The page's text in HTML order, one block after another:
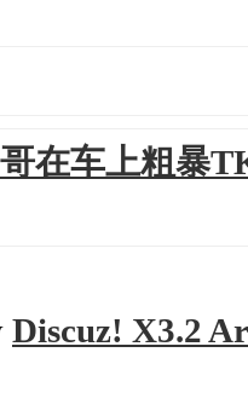
在车上粗暴
Discuz! X3.2